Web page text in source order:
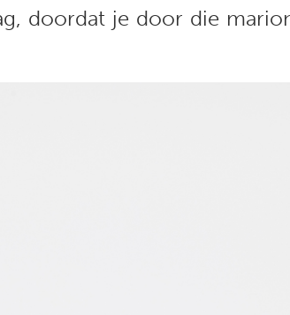
doordat je door die